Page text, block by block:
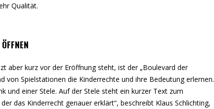
Qualität.
aber kurz vor der Eröffnung steht, ist der „Boulevard der
von Spielstationen die Kinderrechte und ihre Bedeutung erlernen.
und einer Stele. Auf der Stele steht ein kurzer Text zum
das Kinderrecht genauer erklärt“, beschreibt Klaus Schlichting,